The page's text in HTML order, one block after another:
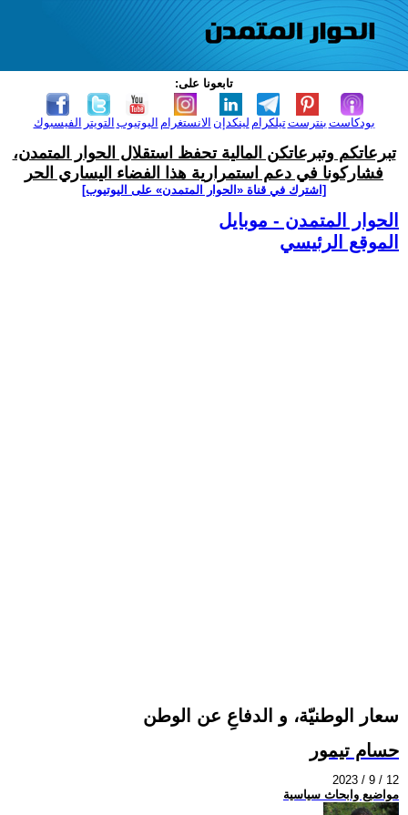
تابعونا على:
الفيسبوك التويتر اليوتيوب الانستغرام لينكدإن تيلكرامبنترست بودكاست
تبرعاتكم وتبرعاتكن المالية تحفظ استقلال الحوار المتمدن،
فشاركونا في دعم استمرارية هذا الفضاء اليساري الحر
[اشترك في قناة ‫«الحوار المتمدن» على اليوتيوب]
الحوار المتمدن - موبايل
الموقع الرئيسي
سعار الوطنيّة، و الدفاعِ عن الوطن
حسام تيمور
2023 / 9 / 12
مواضيع وابحاث سياسية